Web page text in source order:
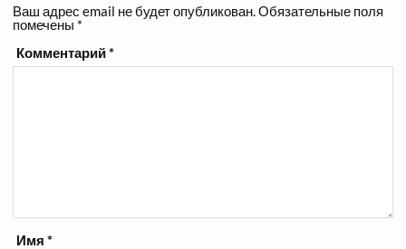
Ваш адрес email не будет опубликован.Обязательные поля
помечены *
Комментарий*
Имя*